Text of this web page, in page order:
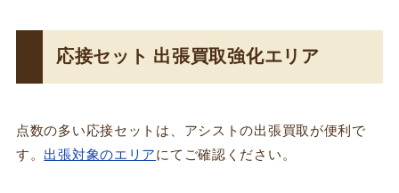
応接セット 出張買取強化エリア
点数の多い応接セットは、アシストの出張買取が便利で
す。 出張対象のエリア にてご確認ください。